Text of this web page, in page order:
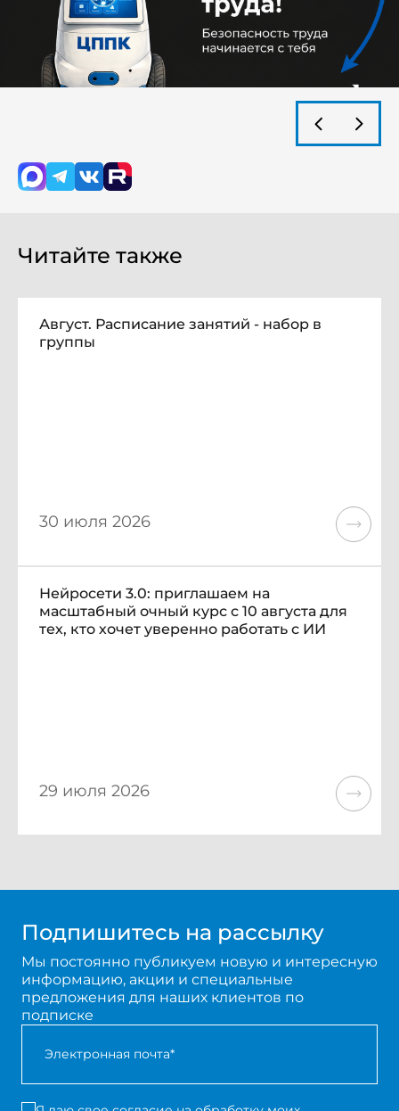
Читайте также
Август. Расписание занятий - набор в
группы
30 июля 2026
Нейросети 3.0: приглашаем на
масштабный очный курс с 10 августа для
тех, кто хочет уверенно работать с ИИ
29 июля 2026
Подпишитесь на рассылку
Мы постоянно публикуем новую и интересную
информацию, акции и специальные
предложения для наших клиентов по
подписке